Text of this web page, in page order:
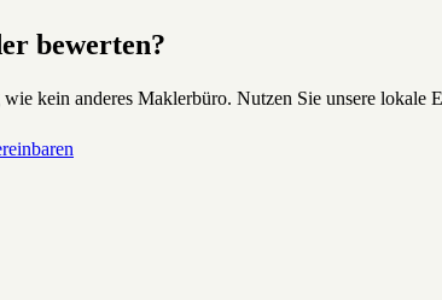
bewerten?
wie kein anderes Maklerbüro. Nutzen Sie unsere lokale